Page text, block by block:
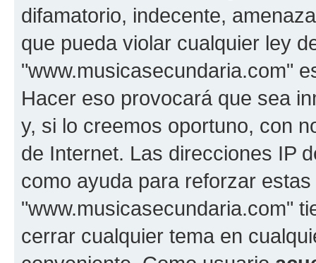
difamatorio, indecente,
que pueda violar cualquier ley
"www.musicasecundaria.com"
Hacer eso provocará que sea
y, si lo creemos oportuno, con
de Internet. Las direcciones IP
como ayuda para reforzar
"www.musicasecundaria.com"
cerrar cualquier tema en